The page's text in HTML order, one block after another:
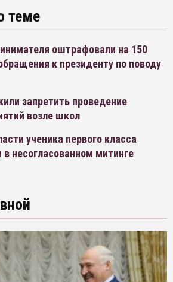
теме
оштрафовали на 150
к президенту по поводу
запретить проведение
возле школ
ученика первого класса
в несогласованном митинге